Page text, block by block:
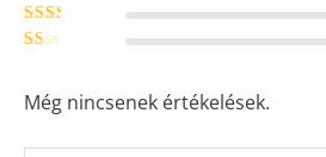
s
:
Értékel
Érté
ke
lés
/ 5
Még nincsenek értékelések.